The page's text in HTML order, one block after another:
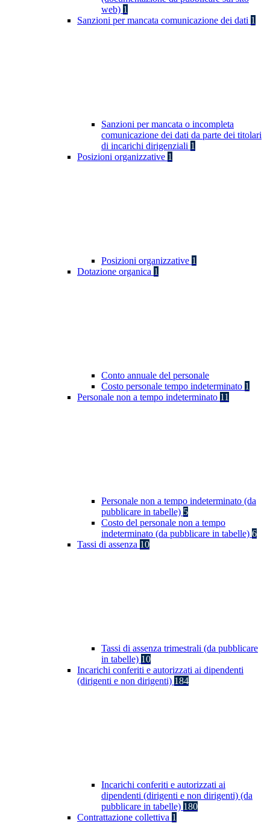
web) 1
Sanzioni per mancata comunicazione dei dati 1
Sanzioni per mancata o incompleta
comunicazione dei dati da parte dei titolari
di incarichi dirigenziali 1
Posizioni organizzative 1
Posizioni organizzative 1
Dotazione organica 1
Conto annuale del personale
Costo personale tempo indeterminato 1
Personale non a tempo indeterminato 11
Personale non a tempo indeterminato (da
pubblicare in tabelle) 5
Costo del personale non a tempo
indeterminato (da pubblicare in tabelle) 6
Tassi di assenza 10
Tassi di assenza trimestrali (da pubblicare
in tabelle) 10
Incarichi conferiti e autorizzati ai dipendenti
(dirigenti e non dirigenti) 184
Incarichi conferiti e autorizzati ai
dipendenti (dirigenti e non dirigenti) (da
pubblicare in tabelle) 180
Contrattazione collettiva 1